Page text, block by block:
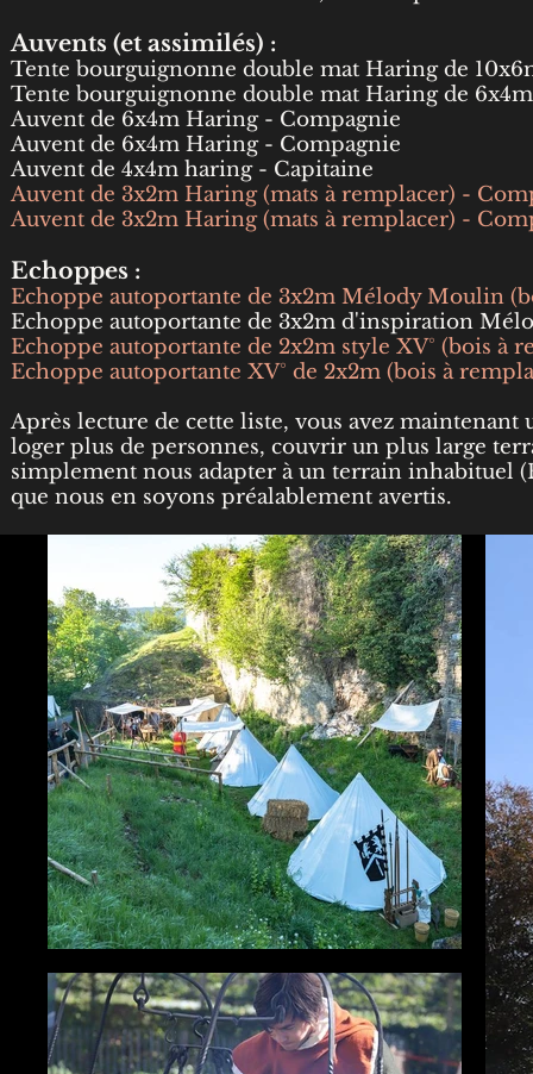
Auvents (et assimilés) :
Tente bourguignonne double mat Haring de
Tente bourguignonne double mat Haring de
Auvent de 6x4m Haring - Compagnie
Auvent de 6x4m Haring - Compagnie
Auvent de 4x4m haring - Capitaine
Auvent de 3x2m Haring (mats à remplacer) -
Auvent de 3x2m Haring (mats à remplacer) -
Echoppes :​
Echoppe autoportante de 3x2m Mélody Moulin
Echoppe autoportante de 3x2m d'inspiration
Echoppe autoportante de 2x2m style XV° (bois à
Echoppe autoportante XV° de 2x2m (bois à
Après lecture de cette liste, vous avez
loger plus de personnes, couvrir un plus large
simplement nous adapter à un terrain inhabituel
que nous en soyons préalablement avertis.